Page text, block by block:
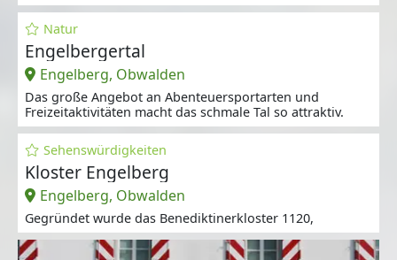
Natur
Engelbergertal
Engelberg, Obwalden
Das große Angebot an Abenteuersportarten und
Freizeitaktivitäten macht das schmale Tal so attraktiv.
Sehenswürdigkeiten
Kloster Engelberg
Engelberg, Obwalden
Gegründet wurde das Benediktinerkloster 1120,